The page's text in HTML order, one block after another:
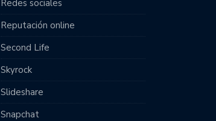
Redes sociales
Reputación online
Second Life
Skyrock
Slideshare
Snapchat